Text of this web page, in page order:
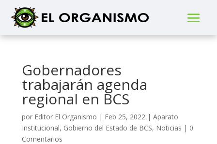
Gobernadores
trabajarán agenda
regional en BCS
por Editor El Organismo | Feb 25, 2022| Aparato
Institucional, Gobierno del Estado de BCS, Noticias | 0
Comentarios